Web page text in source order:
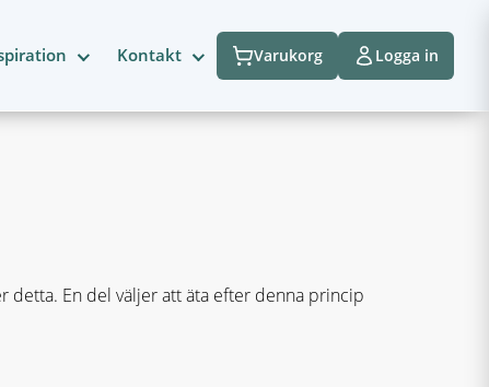
Kontakt Varukorg Logga in
En del väljer att äta efter denna princip